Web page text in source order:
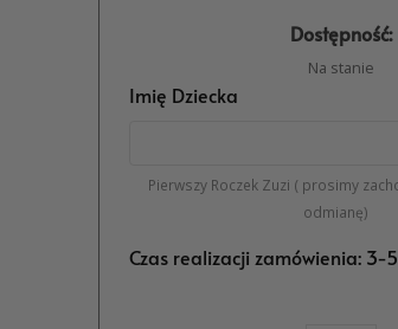
Dostępność:
Na stanie
Imię Dziecka
Pierwszy Roczek Zuzi ( prosimy
odmianę)
Czas realizacji zamówienia: 3-